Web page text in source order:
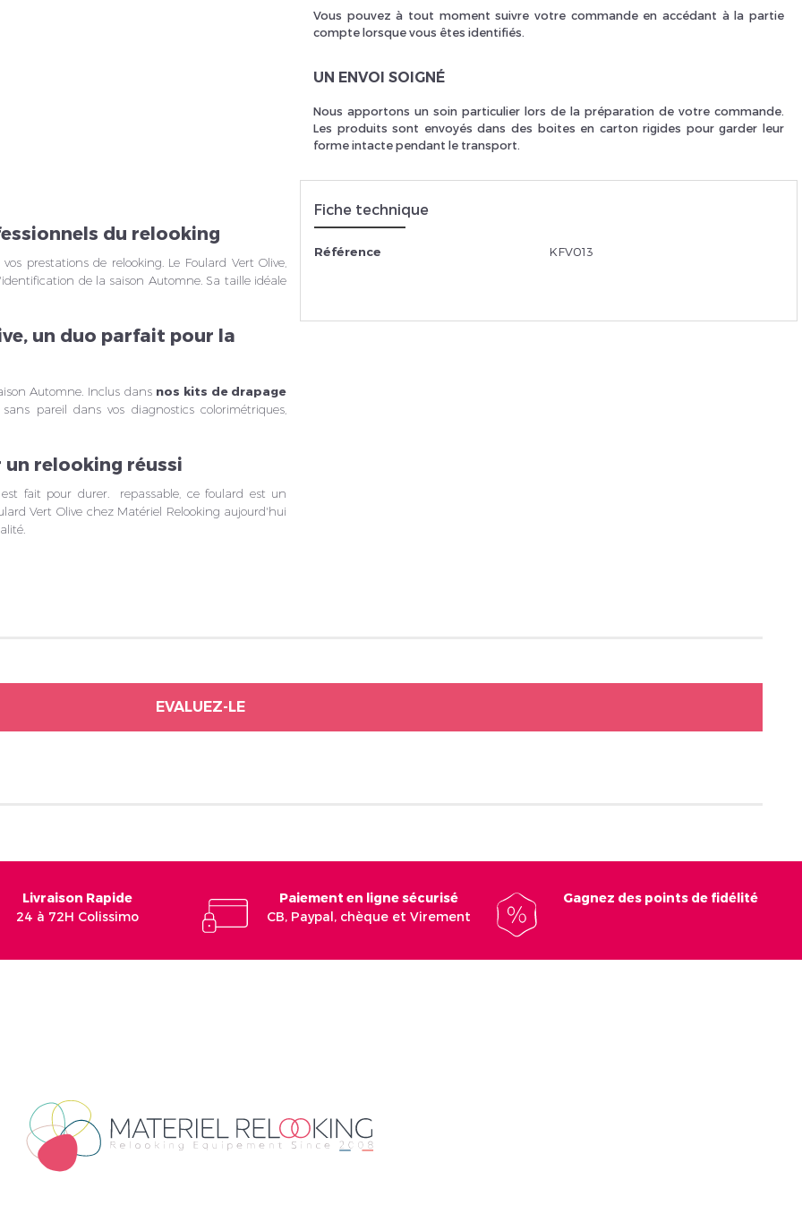
vous et ainsi bénéficier des tarifs professionnel
Vous pouvez à tout moment suivre votre commande en accédant à la partie
compte lorsque vous êtes identifiés.
UN ENVOI SOIGNÉ
Nous apportons un soin particulier lors de la préparation de votre commande.
Les produits sont envoyés dans des boites en carton rigides pour garder leur
forme intacte pendant le transport.
du relooking
prestations de relooking. Le Foulard Vert Olive,
de la saison Automne. Sa taille idéale
un duo parfait pour la
Automne. Inclus dans nos kits de drapage
pareil dans vos diagnostics colorimétriques,
relooking réussi
fait pour durer. repassable, ce foulard est un
Vert Olive chez Matériel Relooking aujourd'hui
Fiche technique
Référence KFV013
EVALUEZ-LE
Livraison Rapide
24 à 72H Colissimo
Paiement en ligne sécurisé
CB, Paypal, chèque et Virement
Gagnez des points de fidélité